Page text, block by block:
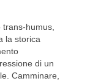
humus,
la storica
di un
Camminare,